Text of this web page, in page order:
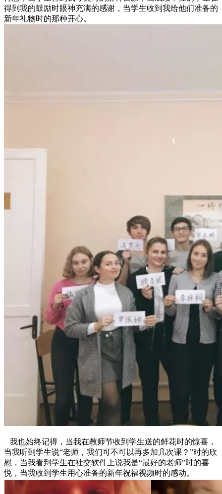
得到我的鼓励时眼神充满的感谢，当学生收到我给他们准备的
新年礼物时的那种开心。
我也始终记得，当我在教师节收到学生送的鲜花时的惊喜，
当我听到学生说“老师，我们可不可以再多加几次课？”时的欣
慰，当我看到学生在社交软件上说我是“最好的老师”时的喜
悦，当我收到学生用心准备的新年祝福视频时的感动。